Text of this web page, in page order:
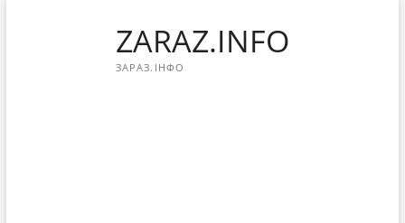
ZARAZ.INFO
ЗАРАЗ.ІНФО